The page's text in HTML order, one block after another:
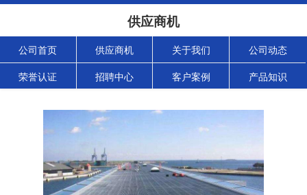
供应商机
公司首页 供应商机 关于我们 公司动态
荣誉认证 招聘中心 客户案例 产品知识